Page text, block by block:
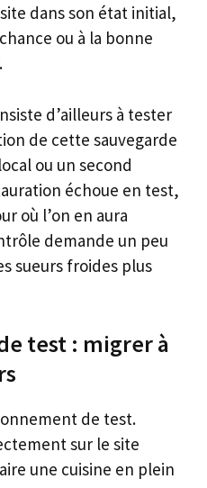
dans son état initial,
ou à la bonne
d’ailleurs à tester
de cette sauvegarde
ou un second
échoue en test,
où l’on en aura
demande un peu
sueurs froides plus
test : migrer à
de test.
sur le site
une cuisine en plein